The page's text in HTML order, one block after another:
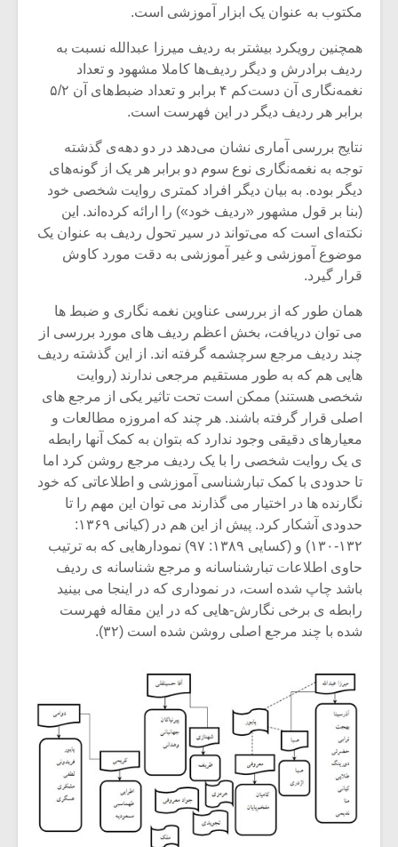
مکتوب به عنوان یک ابزار آموزشی است.
همچنین رویکرد بیشتر به ردیف میرزا عبدالله نسبت به
ردیف برادرش و دیگر ردیف‌ها کاملا مشهود و تعداد
نغمه‌نگاری آن دست‌کم ۴ برابر و تعداد ضبط‌های آن ۵/۲
برابر هر ردیف دیگر در این فهرست است.
نتایج بررسی آماری نشان می‌دهد در دو دهه‌ی گذشته
توجه به نغمه‌نگاری نوع سوم دو برابر هر یک از گونه‌های
دیگر بوده. به بیان دیگر افراد کمتری روایت شخصی خود
(بنا بر قول مشهور «ردیف خود») را ارائه کرده‌اند. این
نکته‌ای است که می‌تواند در سیر تحول ردیف به عنوان یک
موضوع آموزشی و غیر آموزشی به دقت مورد کاوش
قرار گیرد.
همان طور که از بررسی عناوین نغمه نگاری و ضبط ها
می توان دریافت، بخش اعظم ردیف های مورد بررسی از
چند ردیف مرجع سرچشمه گرفته اند. از این گذشته ردیف
هایی هم که به طور مستقیم مرجعی ندارند (روایت
شخصی هستند) ممکن است تحت تاثیر یکی از مرجع های
اصلی قرار گرفته باشند. هر چند که امروزه مطالعات و
معیارهای دقیقی وجود ندارد که بتوان به کمک آنها رابطه
ی یک روایت شخصی را با یک ردیف مرجع روشن کرد اما
تا حدودی با کمک تبارشناسی آموزشی و اطلاعاتی که خود
نگارنده ها در اختیار می گذارند می توان این مهم را تا
حدودی آشکار کرد. پیش از این هم در (کیانی ۱۳۶۹:
۱۳۲-۱۳۰) و (کسایی ۱۳۸۹: ۹۷) نمودارهایی که به ترتیب
حاوی اطلاعات تبارشناسانه و مرجع شناسانه ی ردیف
باشد چاپ شده است، در نموداری که در اینجا می بینید
رابطه ی برخی نگارش-هایی که در این مقاله فهرست
شده با چند مرجع اصلی روشن شده است (۳۲).
میکلوش روژا
یادداشتی بر موسیقی
متن فیلم «متری
شیش و نیم»
مشهورترین باشی،
بدنام ترین باش
دوره
موسیقی
موسیقی